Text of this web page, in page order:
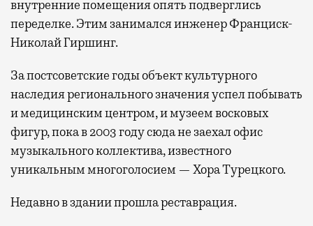
внутренние помещения опять подверглись
переделке. Этим занимался инженер Франциск-
Николай Гиршинг.
За постсоветские годы объект культурного
наследия регионального значения успел побывать
и медицинским центром, и музеем восковых
фигур, пока в 2003 году сюда не заехал офис
музыкального коллектива, известного
уникальным многоголосием — Хора Турецкого.
Недавно в здании прошла реставрация.